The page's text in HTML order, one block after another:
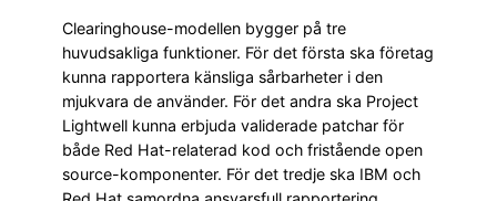
Clearinghouse-modellen bygger på tre
huvudsakliga funktioner. För det första ska företag
kunna rapportera känsliga sårbarheter i den
mjukvara de använder. För det andra ska Project
Lightwell kunna erbjuda validerade patchar för
både Red Hat-relaterad kod och fristående open
source-komponenter. För det tredje ska IBM och